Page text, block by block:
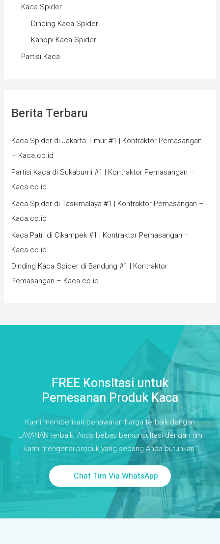
Kaca Spider
Dinding Kaca Spider
Kanopi Kaca Spider
Partisi Kaca
Berita Terbaru
Kaca Spider di Jakarta Timur #1 | Kontraktor Pemasangan
– Kaca.co.id
Partisi Kaca di Sukabumi #1 | Kontraktor Pemasangan –
Kaca.co.id
Kaca Spider di Tasikmalaya #1 | Kontraktor Pemasangan –
Kaca.co.id
Kaca Patri di Cikampek #1 | Kontraktor Pemasangan –
Kaca.co.id
Dinding Kaca Spider di Bandung #1 | Kontraktor
Pemasangan – Kaca.co.id
FREE Konsltasi untuk
Pemesanan Produk Kaca
Kami memberikan penawaran harga terbaik dengan
LAYANAN terbaik. Anda bebas berkonsultasi dengan tim
kami mengenai produk yang sedang Anda butuhkan.
Chat Tim Via WhatsApp